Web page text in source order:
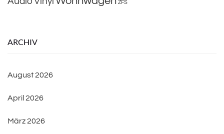
ZFS
ARCHIV
August 2026
April 2026
März 2026